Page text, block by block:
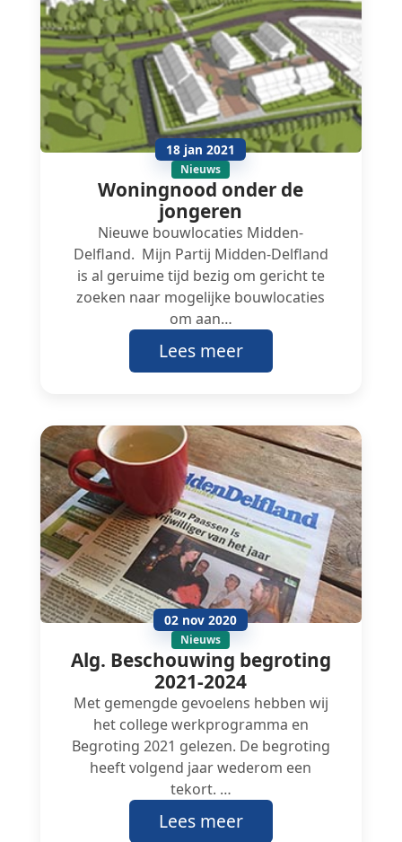
18 jan 2021
Nieuws
Woningnood onder de
jongeren
Nieuwe bouwlocaties Midden-
Delfland. Mijn Partij Midden-Delfland
is al geruime tijd bezig om gericht te
zoeken naar mogelijke bouwlocaties
om aan…
Lees meer
02 nov 2020
Nieuws
Alg. Beschouwing begroting
2021-2024
Met gemengde gevoelens hebben wij
het college werkprogramma en
Begroting 2021 gelezen. De begroting
heeft volgend jaar wederom een
tekort. …
Lees meer